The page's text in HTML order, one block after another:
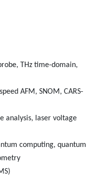
THz time-domain,
AFM, SNOM, CARS-
analysis, laser voltage
computing, quantum